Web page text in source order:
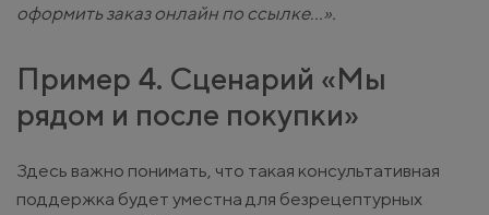
оформить заказ онлайн по ссылке...».
Пример 4. Сценарий «Мы
рядом и после покупки»
Здесь важно понимать, что такая консультативная
поддержка будет уместна для безрецептурных